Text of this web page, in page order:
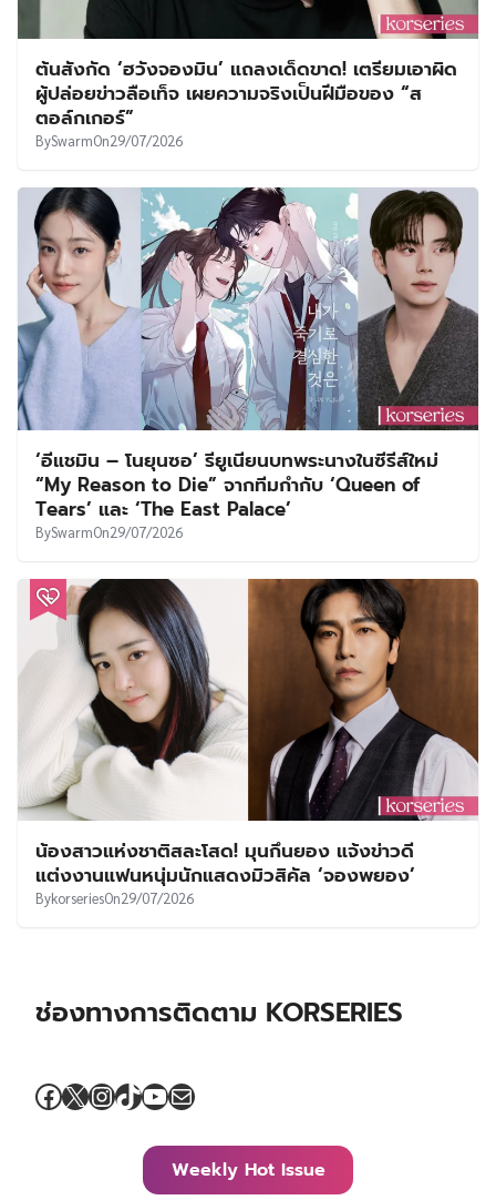
ต้นสังกัด ‘ฮวังจองมิน’ แถลงเด็ดขาด! เตรียมเอาผิด
ผู้ปล่อยข่าวลือเท็จ เผยความจริงเป็นฝีมือของ “ส
ตอล์กเกอร์”
BySwarmOn29/07/2026
‘อีแชมิน – โนยุนซอ’ รียูเนียนบทพระนางในซีรีส์ใหม่
“My Reason to Die” จากทีมกำกับ ‘Queen of
Tears’ และ ‘The East Palace’
BySwarmOn29/07/2026
น้องสาวแห่งชาติสละโสด! มุนกึนยอง แจ้งข่าวดี
แต่งงานแฟนหนุ่มนักแสดงมิวสิคัล ‘จองพยอง’
BykorseriesOn29/07/2026
ช่องทางการติดตาม KORSERIES
Facebook
X Instagram
TikTok
YouTube
Mail
Weekly Hot Issue